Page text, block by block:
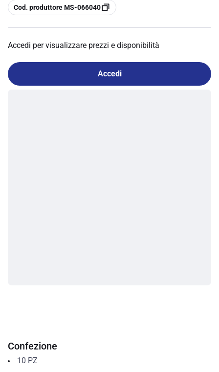
copia
Cod. produttore MS-066040
Accedi per visualizzare prezzi e disponibilità
Accedi
Confezione
10 PZ